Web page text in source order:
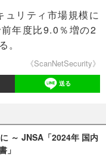
リティ市場規模に
年度比9.0％増の2
《ScanNetSecurity》
送る
～ JNSA「2024年 国内
」